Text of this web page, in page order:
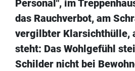
Personal", im
das Rauchverbot, am
vergilbter Klarsichthülle,
steht: Das Wohlgefühl
Schilder nicht bei